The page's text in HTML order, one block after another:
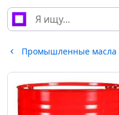
Промышленные масла